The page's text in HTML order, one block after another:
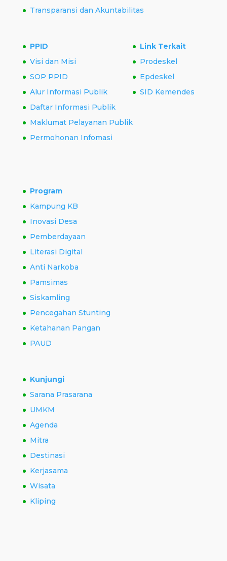
Transparansi dan Akuntabilitas
PPID
Visi dan Misi
SOP PPID
Alur Informasi Publik
Daftar Informasi Publik
Maklumat Pelayanan Publik
Permohonan Infomasi
Link Terkait
Prodeskel
Epdeskel
SID Kemendes
Program
Kampung KB
Inovasi Desa
Pemberdayaan
Literasi Digital
Anti Narkoba
Pamsimas
Siskamling
Pencegahan Stunting
Ketahanan Pangan
PAUD
Kunjungi
Sarana Prasarana
UMKM
Agenda
Mitra
Destinasi
Kerjasama
Wisata
Kliping